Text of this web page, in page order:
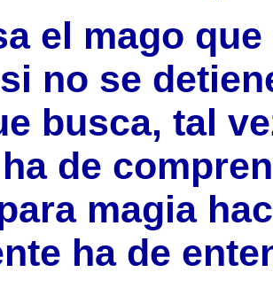
el mago
no se
busca, tal
de
magia
ha de